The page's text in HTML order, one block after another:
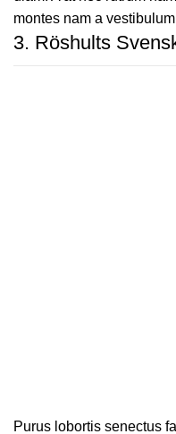
montes nam a
3. Röshults
Purus lobortis senectus